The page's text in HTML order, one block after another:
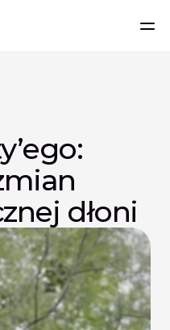
dłoni